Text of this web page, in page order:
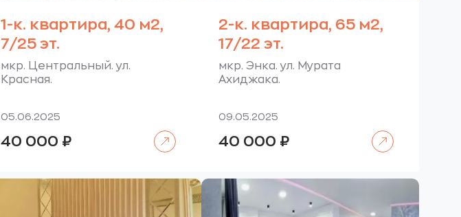
1-к. квартира, 40 м2,
7/25 эт.
мкр. Центральный. ул.
Красная.
05.06.2025
40 000 ₽
2-к. квартира, 65 м2,
17/22 эт.
мкр. Энка. ул. Мурата
Ахиджака.
09.05.2025
40 000 ₽